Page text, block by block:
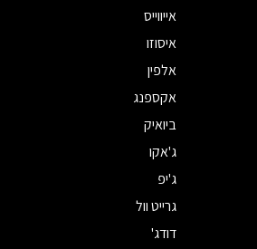
אייווייס
איסוזו
אלפין
אקספנג
ביואיק
ג'אקו
ג'יפ
גרייט וול
דודג'